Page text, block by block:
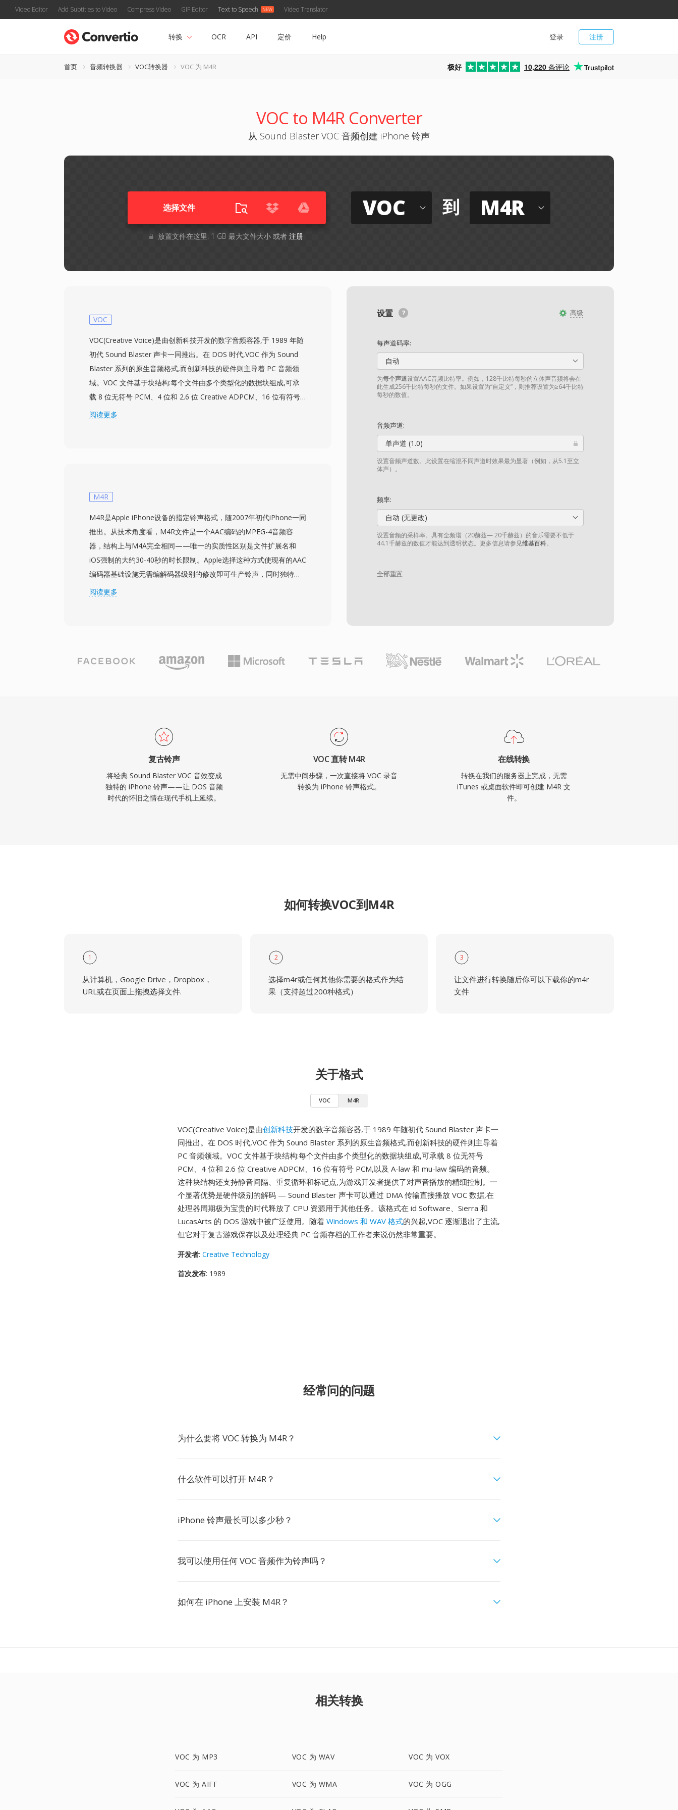
Video Editor Add Subtitles to Video Compress Video GIF Editor Text to Speech Video Translator
注册
登录
转换 OCR API 定价 Help
首页 音频转换器 VOC转换器 VOC 为 M4R 极好 10,220 条评论
VOC to M4R Converter
从 Sound Blaster VOC 音频创建 iPhone 铃声
选择文件
放置文件在这里. 1 GB 最大文件大小 或者 注册
VOC 到 M4R
高级
设置
每声道码率:
自动
为每个声道设置AAC音频比特率。例如，128千比特每秒的立体声音频将会在
此生成256千比特每秒的文件。如果设置为“自定义”，则推荐设置为≥64千比特
每秒的数值。
音频声道:
单声道 (1.0)
设置音频声道数。此设置在缩混不同声道时效果最为显著（例如，从5.1至立
体声）。
频率:
自动 (无更改)
设置音频的采样率。具有全频谱（20赫兹— 20千赫兹）的音乐需要不低于
44.1千赫兹的数值才能达到透明状态。更多信息请参见维基百科。
全部重置
VOC
VOC(Creative Voice)是由创新科技开发的数字音频容器,于 1989 年随
初代 Sound Blaster 声卡一同推出。在 DOS 时代,VOC 作为 Sound
Blaster 系列的原生音频格式,而创新科技的硬件则主导着 PC 音频领
域。VOC 文件基于块结构:每个文件由多个类型化的数据块组成,可承
载 8 位无符号 PCM、4 位和 2.6 位 Creative ADPCM、16 位有符号
PCM,以及 A-law 和 mu-law 编码的音频。这种块结构还支持静音间
逐渐退出了主流,但它对于复古游戏保存以及处理经典 PC 音频存档的
阅读更多
M4R
M4R是Apple iPhone设备的指定铃声格式，随2007年初代iPhone一同
推出。从技术角度看，M4R文件是一个AAC编码的MPEG-4音频容
器，结构上与M4A完全相同——唯一的实质性区别是文件扩展名和
iOS强制的大约30-40秒的时长限制。Apple选择这种方式使现有的AAC
编码器基础设施无需编解码器级别的修改即可生产铃声，同时独特的
扩展名防止普通音乐曲目出现在铃声选择器中，反之亦然。创建M4R
其实际优势包括：通过iTunes同步或AirDrop轻松部署到任何
iPhone，AAC编解码器即使在小文件体积下也能提供高质量播放，以
阅读更多
复古铃声
将经典 Sound Blaster VOC 音效变成
独特的 iPhone 铃声——让 DOS 音频
时代的怀旧之情在现代手机上延续。
VOC 直转 M4R
无需中间步骤，一次直接将 VOC 录音
转换为 iPhone 铃声格式。
在线转换
转换在我们的服务器上完成，无需
iTunes 或桌面软件即可创建 M4R 文
件。
如何转换VOC到M4R
1
从计算机，Google Drive，Dropbox，
URL或在页面上拖拽选择文件.
2
选择m4r或任何其他你需要的格式作为结
果（支持超过200种格式）
3
让文件进行转换随后你可以下载你的m4r
文件
关于格式
VOC M4R
VOC(Creative Voice)是由创新科技开发的数字音频容器,于 1989 年随初代 Sound Blaster 声卡一
同推出。在 DOS 时代,VOC 作为 Sound Blaster 系列的原生音频格式,而创新科技的硬件则主导着
PC 音频领域。VOC 文件基于块结构:每个文件由多个类型化的数据块组成,可承载 8 位无符号
PCM、4 位和 2.6 位 Creative ADPCM、16 位有符号 PCM,以及 A-law 和 mu-law 编码的音频。
这种块结构还支持静音间隔、重复循环和标记点,为游戏开发者提供了对声音播放的精细控制。一
个显著优势是硬件级别的解码 — Sound Blaster 声卡可以通过 DMA 传输直接播放 VOC 数据,在
处理器周期极为宝贵的时代释放了 CPU 资源用于其他任务。该格式在 id Software、Sierra 和
LucasArts 的 DOS 游戏中被广泛使用。随着 Windows 和 WAV 格式的兴起,VOC 逐渐退出了主流,
但它对于复古游戏保存以及处理经典 PC 音频存档的工作者来说仍然非常重要。
开发者: Creative Technology
首次发布: 1989
经常问的问题
为什么要将 VOC 转换为 M4R？
什么软件可以打开 M4R？
iPhone 铃声最长可以多少秒？
我可以使用任何 VOC 音频作为铃声吗？
如何在 iPhone 上安装 M4R？
相关转换
VOC 为 MP3 VOC 为 WAV VOC 为 VOX
VOC 为 AIFF VOC 为 WMA VOC 为 OGG